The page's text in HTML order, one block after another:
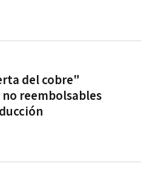
del cobre"
reembolsables